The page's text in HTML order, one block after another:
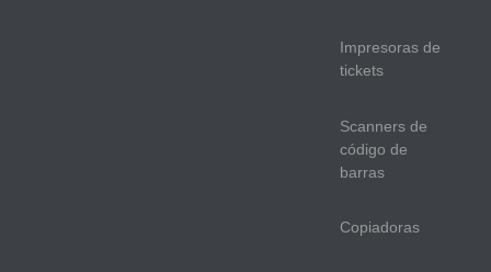
Impresoras de
tickets
Scanners de
código de
barras
Copiadoras